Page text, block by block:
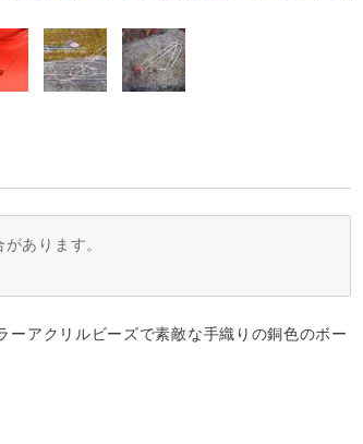
あります。
アクリルビーズで素敵な手織りの銅色のボー